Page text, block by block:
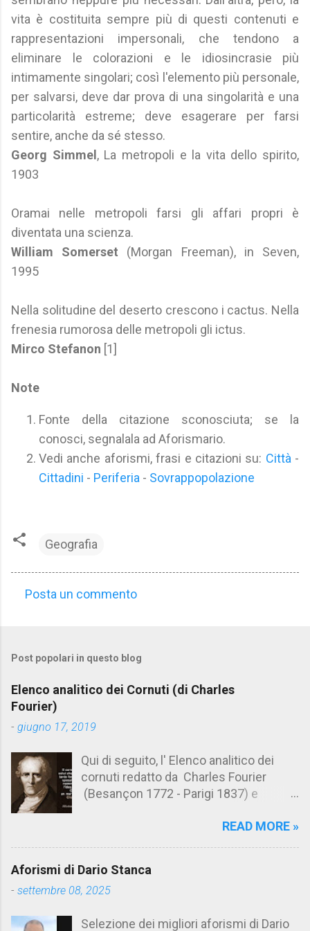
vita è costituita sempre più di questi contenuti e
rappresentazioni impersonali, che tendono a
eliminare le colorazioni e le idiosincrasie più
intimamente singolari; così l'elemento più personale,
per salvarsi, deve dar prova di una singolarità e una
particolarità estreme; deve esagerare per farsi
sentire, anche da sé stesso.
Georg Simmel , La metropoli e la vita dello spirito,
1903
Oramai nelle metropoli farsi gli affari propri è
diventata una scienza.
William Somerset (Morgan Freeman), in Seven,
1995
Nella solitudine del deserto crescono i cactus. Nella
frenesia rumorosa delle metropoli gli ictus.
Mirco Stefanon [1]
Note
Fonte della citazione sconosciuta; se la
conosci, segnalala ad Aforismario.
Vedi anche aforismi, frasi e citazioni su: Città -
Cittadini - Periferia - Sovrappopolazione
Geografia
m
e
n
t
Posta un commento
Post popolari in questo blog
Elenco analitico dei Cornuti (di Charles
Fourier)
- giugno 17, 2019
Qui di seguito, l' Elenco analitico dei
cornuti redatto da Charles Fourier
(Besançon 1772 - Parigi 1837) e
Aforismario trovi anche una raccolta di
cornuto pretenzioso: colui che ritiene
sua moglie tanto fortunata, per averlo
ammettere l'idea del tradimento. Ciò lo
READ MORE »
Aforismi di Dario Stanca
- settembre 08, 2025
Selezione dei migliori aforismi di Dario